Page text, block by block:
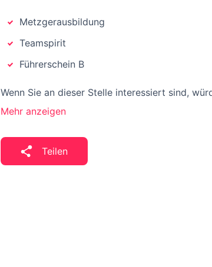
Metzgerausbildung
Teamspirit
Führerschein B
Wenn Sie an dieser Stelle interessiert sind,
Mehr anzeigen
Teilen